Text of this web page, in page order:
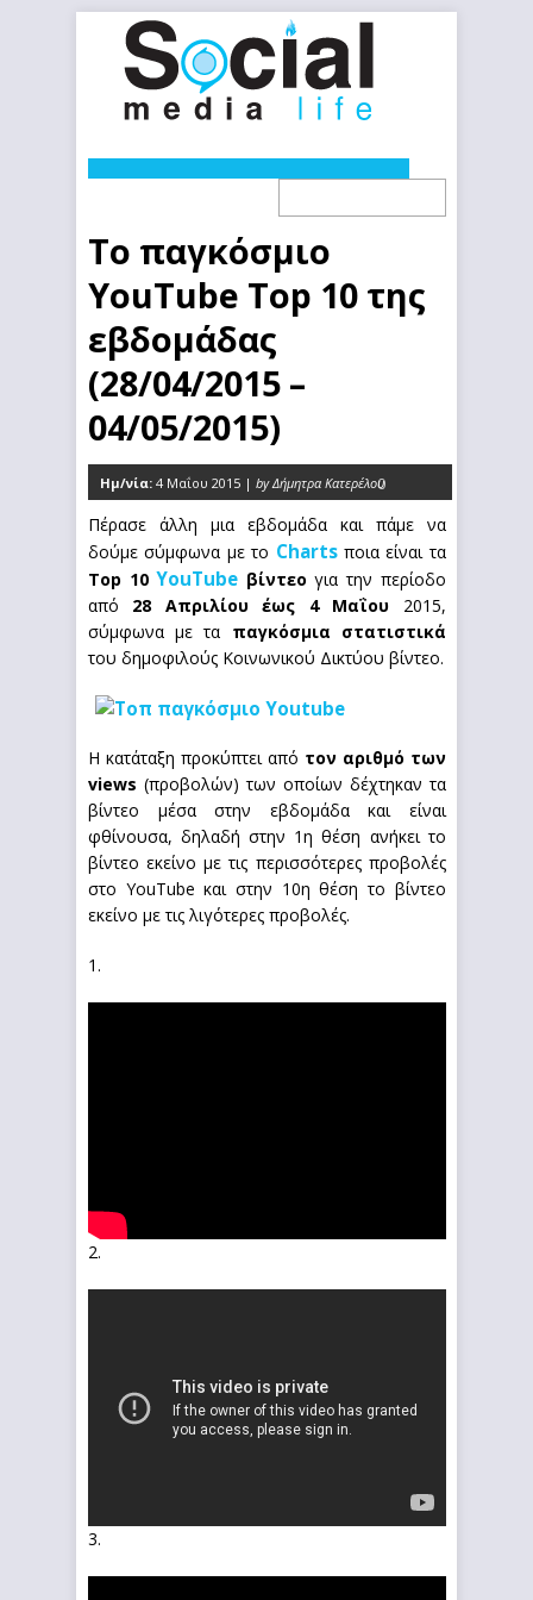
Το παγκόσμιο
YouTube Top 10 της
εβδομάδας
(28/04/2015 –
04/05/2015)
Ημ/νία: 4 Μαΐου 2015 | by Δήμητρα Κατερέλου
0
Πέρασε άλλη μια εβδομάδα και πάμε να
δούμε σύμφωνα με το Chartsποια είναι τα
Top 10YouTube βίντεο για την περίοδο
από 28 Απριλίου έως 4 Μαΐου 2015,
σύμφωνα με τα παγκόσμια στατιστικά
του δημοφιλούς Κοινωνικού Δικτύου βίντεο.
Η κατάταξη προκύπτει από τον αριθμό των
views (προβολών) των οποίων δέχτηκαν τα
βίντεο μέσα στην εβδομάδα και είναι
φθίνουσα, δηλαδή στην 1η θέση ανήκει το
βίντεο εκείνο με τις περισσότερες προβολές
στο YouTube και στην 10η θέση το βίντεο
εκείνο με τις λιγότερες προβολές.
1.
2.
3.